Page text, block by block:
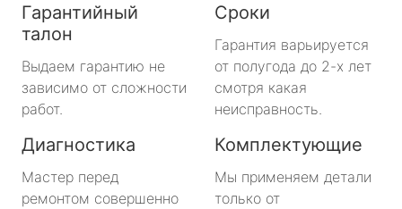
Гарантийный
талон
Выдаем гарантию не
зависимо от сложности
работ.
Сроки
Гарантия варьируется
от полугода до 2-х лет
смотря какая
неисправность.
Диагностика
Мастер перед
ремонтом совершенно
Комплектующие
Мы применяем детали
только от